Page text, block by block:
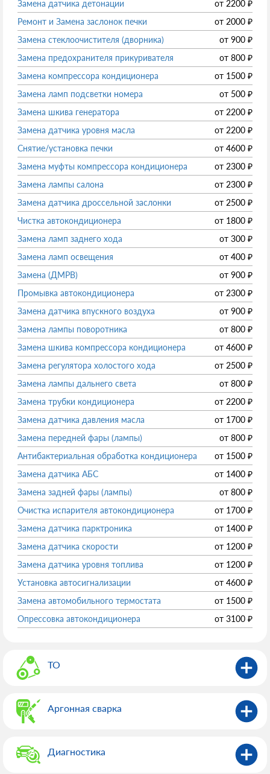
Замена датчика детонации от 2200 ₽
Ремонт и Замена заслонок печки
от 2000 ₽
Замена стеклоочистителя (дворника)
от 900 ₽
Замена предохранителя прикуривателя
от 800 ₽
Замена компрессора кондиционера
от 1500 ₽
Замена ламп подсветки номера
от 500 ₽
Замена шкива генератора
от 2200 ₽
Замена датчика уровня масла
от 2200 ₽
Снятие/установка печки
от 4600 ₽
Замена муфты компрессора кондиционера
от 2300 ₽
Замена лампы салона
от 2300 ₽
Замена датчика дроссельной заслонки
от 2500 ₽
Чистка автокондиционера
от 1800 ₽
Замена ламп заднего хода
от 300 ₽
Замена ламп освещения
от 400 ₽
Замена (ДМРВ)
от 900 ₽
Промывка автокондиционера
от 2300 ₽
Замена датчика впускного воздуха
от 900 ₽
Замена лампы поворотника
от 800 ₽
Замена шкива компрессора кондиционера
от 4600 ₽
Замена регулятора холостого хода
от 2500 ₽
Замена лампы дальнего света
от 800 ₽
Замена трубки кондиционера
от 2200 ₽
Замена датчика давления масла
от 1700 ₽
Замена передней фары (лампы)
от 800 ₽
Антибактериальная обработка кондиционера
от 1500 ₽
Замена датчика АБС
от 1400 ₽
Замена задней фары (лампы)
от 800 ₽
Очистка испарителя автокондиционера
от 1700 ₽
Замена датчика парктроника
от 1400 ₽
Замена датчика скорости
от 1200 ₽
Замена датчика уровня топлива
от 1200 ₽
Установка автосигнализации
от 4600 ₽
Замена автомобильного термостата
от 1500 ₽
Опрессовка автокондиционера
от 3100 ₽
ТО
Аргонная сварка
Диагностика